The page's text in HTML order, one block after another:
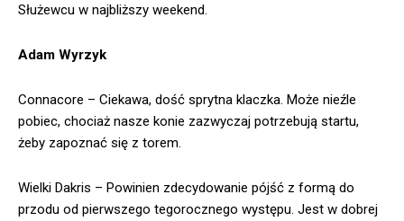
Służewcu w najbliższy weekend.
Adam Wyrzyk
Connacore – Ciekawa, dość sprytna klaczka. Może nieźle
pobiec, chociaż nasze konie zazwyczaj potrzebują startu,
żeby zapoznać się z torem.
Wielki Dakris – Powinien zdecydowanie pójść z formą do
przodu od pierwszego tegorocznego występu. Jest w dobrej